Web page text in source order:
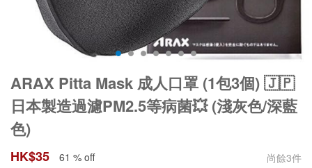
ARAX Pitta Mask 成人口罩 (1包3個) 🇯🇵
日本製造過濾PM2.5等病菌💥 (淺灰色/深藍
色)
HK$35 61 % off 尚餘3件